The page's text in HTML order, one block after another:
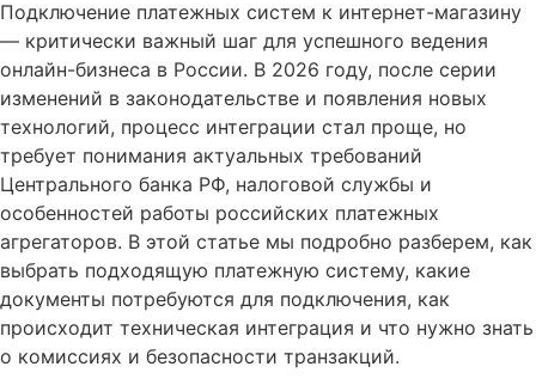
Подключение платежных систем к интернет-магазину
— критически важный шаг для успешного ведения
онлайн-бизнеса в России. В 2026 году, после серии
изменений в законодательстве и появления новых
технологий, процесс интеграции стал проще, но
требует понимания актуальных требований
Центрального банка РФ, налоговой службы и
особенностей работы российских платежных
агрегаторов. В этой статье мы подробно разберем, как
выбрать подходящую платежную систему, какие
документы потребуются для подключения, как
происходит техническая интеграция и что нужно знать
о комиссиях и безопасности транзакций.